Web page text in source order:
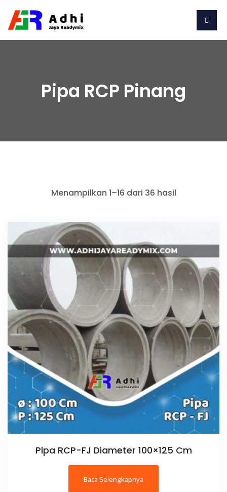
Pipa RCP Pinang
Menampilkan 1–16 dari 36 hasil
Pipa RCP-FJ Diameter 100×125 Cm
Baca Selengkapnya